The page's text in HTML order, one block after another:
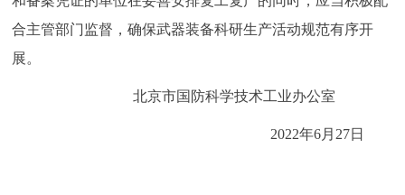
政民互动
图说互动
合主管部门监督，确保武器装备科研生产活动规范有序开
展。
北京市国防科学技术工业办公室
2022年6月27日